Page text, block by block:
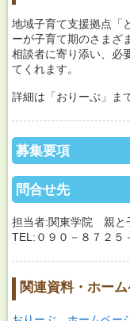
地域子育て支援拠点「
ーが子育て期のさまざ
相談者に寄り添い、必
てくれます。
詳細は「おりーぶ」ま
募集要項
問合せ先
担当者:関東学院 親
TEL:０９０－８７２５
関連資料・ホー